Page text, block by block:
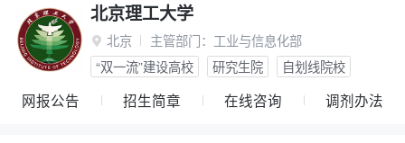
北京理工大学
 北京 主管部门： 工业与信息化部
“双一流”建设高校
研究生院 自划线院校
网报公告 招生简章 在线咨询 调剂办法